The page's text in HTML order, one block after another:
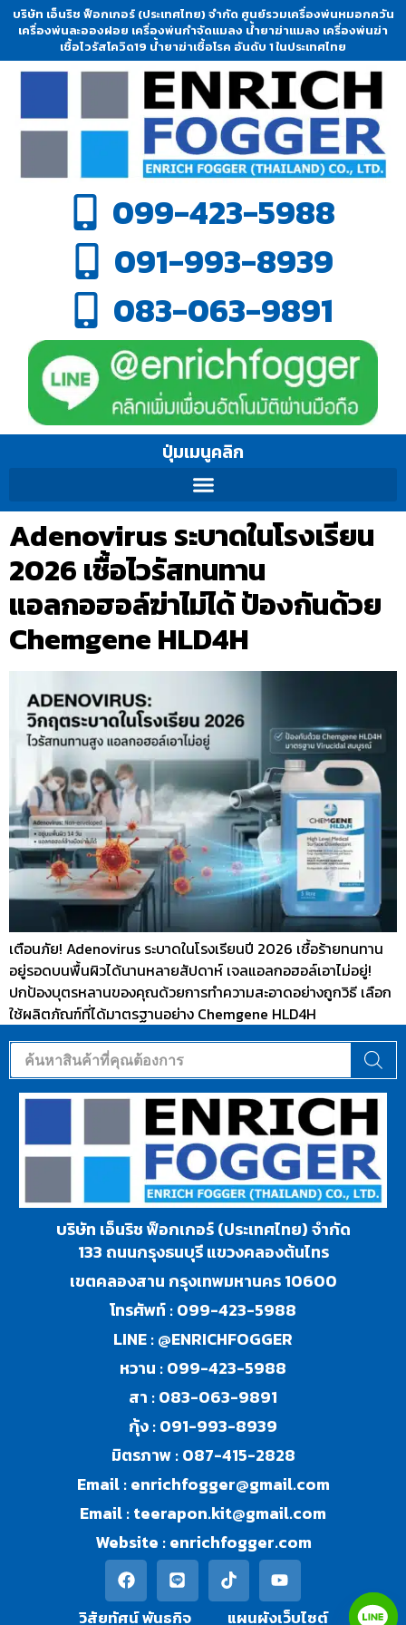
บริษัท เอ็นริช ฟ็อกเกอร์ (ประเทศไทย) จำกัด ศูนย์รวมเครื่องพ่นหมอกควัน
เครื่องพ่นละอองฝอย เครื่องพ่นกำจัดแมลง น้ำยาฆ่าแมลง เครื่องพ่นฆ่า
เชื้อไวรัสโควิด19 น้ำยาฆ่าเชื้อโรค อันดับ 1 ในประเทศไทย
099-423-5988
091-993-8939
083-063-9891
ปุ่มเมนูคลิก
Adenovirus ระบาดในโรงเรียน
2026 เชื้อไวรัสทนทาน
แอลกอฮอล์ฆ่าไม่ได้ ป้องกันด้วย
Chemgene HLD4H
เตือนภัย! Adenovirus ระบาดในโรงเรียนปี 2026 เชื้อร้ายทนทาน
อยู่รอดบนพื้นผิวได้นานหลายสัปดาห์ เจลแอลกอฮอล์เอาไม่อยู่!
ปกป้องบุตรหลานของคุณด้วยการทำความสะอาดอย่างถูกวิธี เลือก
ใช้ผลิตภัณฑ์ที่ได้มาตรฐานอย่าง Chemgene HLD4H
บริษัท เอ็นริช ฟ็อกเกอร์ (ประเทศไทย) จำกัด
133 ถนนกรุงธนบุรี แขวงคลองต้นไทร
เขตคลองสาน กรุงเทพมหานคร 10600
โทรศัพท์ :099-423-5988
LINE :@ENRICHFOGGER
หวาน :099-423-5988
สา :083-063-9891
กุ้ง :091-993-8939
มิตรภาพ :087-415-2828
Email :enrichfogger@gmail.com
Email :teerapon.kit@gmail.com
Website :enrichfogger.com
วิสัยทัศน์ พันธกิจ​ แผนผังเว็บไซต์